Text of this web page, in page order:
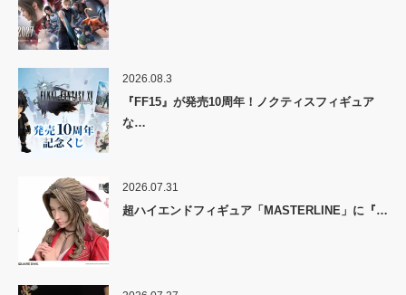
2026.08.3
『FF15』が発売10周年！ノクティスフィギュア
な…
2026.07.31
超ハイエンドフィギュア「MASTERLINE」に『…